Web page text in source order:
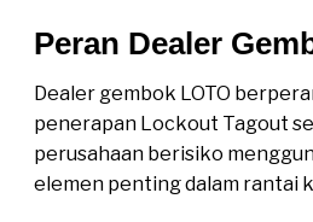
Peran Dealer
Dealer gembok LOTO
penerapan Lockout Tagout
perusahaan berisiko
elemen penting dalam rantai